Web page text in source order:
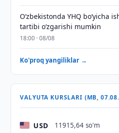
O‘zbekistonda YHQ bo‘yicha
tartibi o‘zgarishi mumkin
18:00 · 08/08
Ko'proq yangiliklar →
VALYUTA KURSLARI (MB,
USD 11915,64 so'm